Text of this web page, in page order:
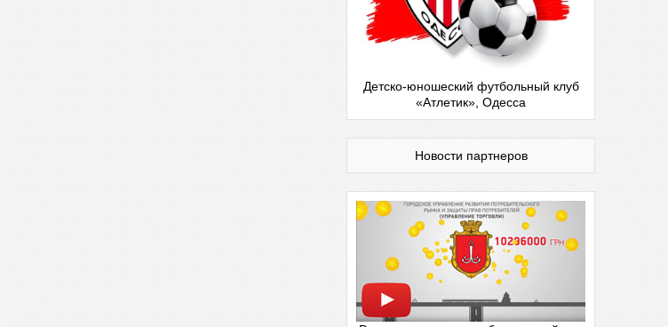
Детско-юношеский футбольный клуб
«Атлетик», Одесса
Новости партнеров